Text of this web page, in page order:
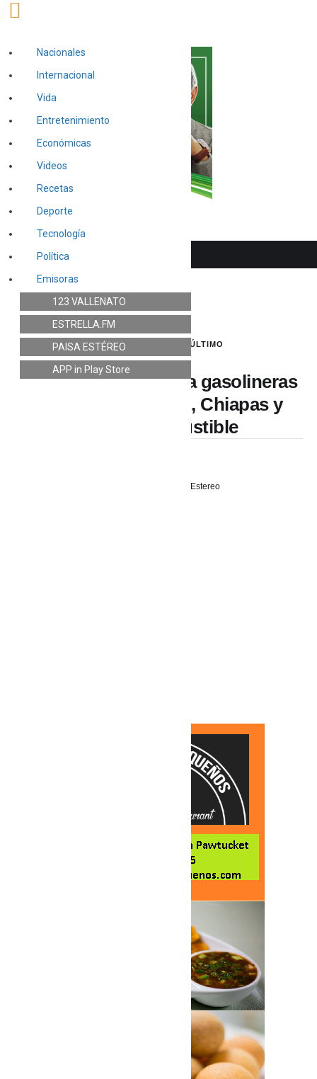
INTERNACIONAL LO ÚLTIMO
MÉXICO: CNTE toma gasolineras
en Tuxtla Gutiérrez, Chiapas y
regala combustible
PaisaEstereo
Nacionales
Internacional
Vida
Entretenimiento
Económicas
Videos
Recetas
Deporte
Tecnología
Política
Emisoras
123 VALLENATO
ESTRELLA.FM
PAISA ESTÉREO
APP in Play Store